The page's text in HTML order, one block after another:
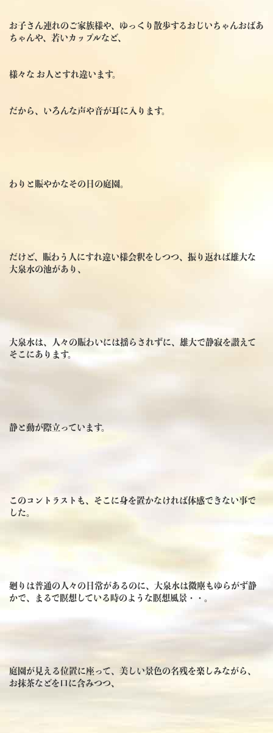
お子さん連れのご家族様や、ゆっくり散歩するおじいちゃんおばあ
ちゃんや、若いカップルなど、
様々な お人とすれ違います。
だから、いろんな声や音が耳に入ります。
わりと賑やかなその日の庭園。
だけど、賑わう人にすれ違い様会釈をしつつ、振り返れば雄大な
大泉水の池があり、
大泉水は、人々の賑わいには揺らされずに、雄大で静寂を讃えて
そこにあります。
静と動が際立っています。
このコントラストも、そこに身を置かなければ体感できない事で
した。
廻りは普通の人々の日常があるのに、大泉水は微塵もゆらがず静
かで、まるで瞑想している時のような瞑想風景・・。
庭園が見える位置に座って、美しい景色の名残を楽しみながら、
お抹茶などを口に含みつつ、